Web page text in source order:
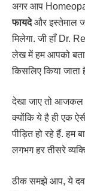
अगर आप
फायदेऔर इस्तेमाल
मिलेगा. जी हाँ Dr.
लेख में हम आपको
किसलिए किया जाता
देखा जाए तो आजकल
क्योंकि ये है ही एक
पीड़ित हो रहे हैं. हम
लगभग हर तीसरे
ठीक समझे आप, ये